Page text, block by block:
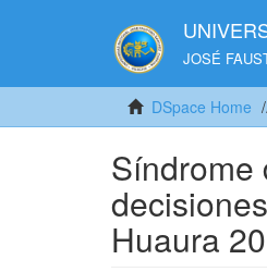
JOSÉ
DSpace Home
Síndrome
Huaura